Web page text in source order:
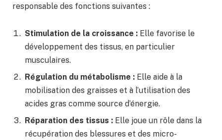
responsable des fonctions suivantes :
Stimulation de la croissance : Elle favorise le
développement des tissus, en particulier
musculaires.
Régulation du métabolisme : Elle aide à la
mobilisation des graisses et à l’utilisation des
acides gras comme source d’énergie.
Réparation des tissus : Elle joue un rôle dans la
récupération des blessures et des micro-